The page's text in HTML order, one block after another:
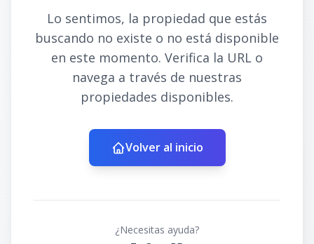
Lo sentimos, la propiedad que estás
buscando no existe o no está disponible
en este momento. Verifica la URL o
navega a través de nuestras
propiedades disponibles.
Volver al inicio
¿Necesitas ayuda?